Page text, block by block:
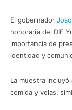
El gobernador
honoraria del DIF
importancia de
identidad y
La muestra
comida y velas,